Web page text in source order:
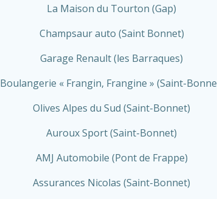
La Maison du Tourton (Gap)
Champsaur auto (Saint Bonnet)
Garage Renault (les Barraques)
Boulangerie « Frangin, Frangine » (Saint-
Olives Alpes du Sud (Saint-Bonnet)
Auroux Sport (Saint-Bonnet)
AMJ Automobile (Pont de Frappe)
Assurances Nicolas (Saint-Bonnet)